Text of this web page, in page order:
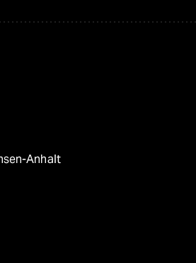
Anhalt